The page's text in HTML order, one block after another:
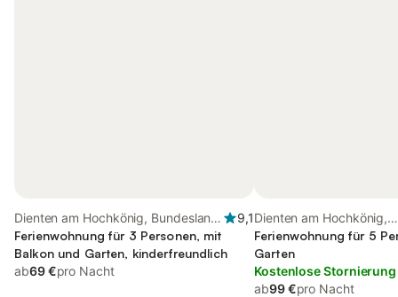
Dienten am Hochkönig, Bundesland
Salzburg
9,1
Ferienwohnung für 3 Personen, mit
Balkon und Garten, kinderfreundlich
ab69 €pro Nacht
Dienten am Hochkönig,
Bundesland Salzburg
Ferienwohnung für 5
Garten
Kostenlose Stornierung
ab99 €pro Nacht